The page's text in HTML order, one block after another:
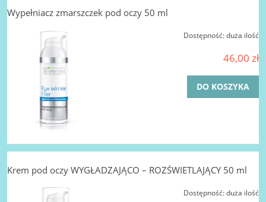
Wypełniacz zmarszczek pod oczy 50 ml
Dostępność:duża ilość
46,00 zł
DO KOSZYKA
Krem pod oczy WYGŁADZAJĄCO – ROZŚWIETLAJĄCY 50 ml
Dostępność:duża ilość